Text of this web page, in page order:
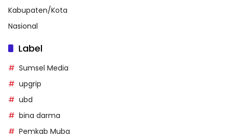
Kabupaten/Kota
Nasional
Label
Sumsel Media
upgrip
ubd
bina darma
Pemkab Muba